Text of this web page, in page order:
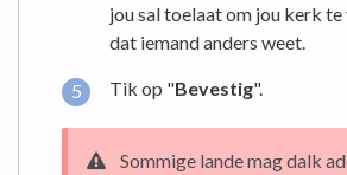
jou sal toelaat om jou kerk
dat iemand anders weet.
Tik op "Bevestig".
Sommige lande mag dalk